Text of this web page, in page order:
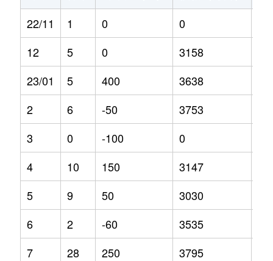
22/11
1 0 0
12
5 0 3158
23/01
5 400 3638
2
6 -50 3753
3
0 -100 0
4
10 150 3147
5
9 50 3030
6
2 -60 3535
7
28 250 3795